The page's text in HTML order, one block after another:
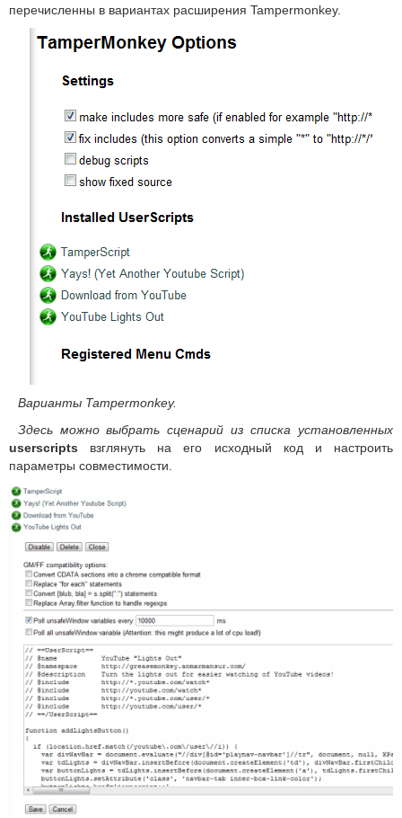
перечисленны в вариантах расширения Tampermonkey.
Варианты Tampermonkey.
Здесь можно выбрать сценарий из списка установленных
userscripts взглянуть на его исходный код и настроить
параметры совместимости.